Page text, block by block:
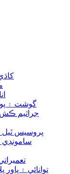
گوشت ۽
جراثيم
پروسيس ٿيل
سامونڊي
توانائي ۽ پاور